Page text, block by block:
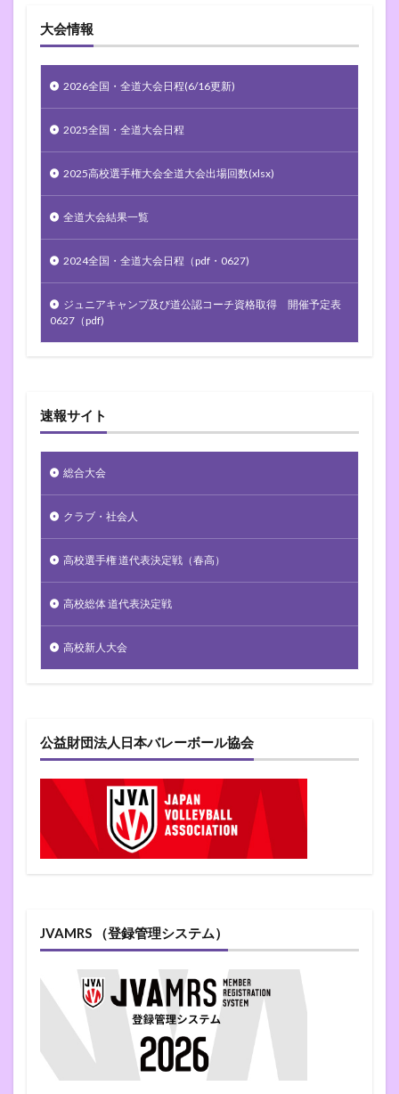
大会情報
2026全国・全道大会日程(6/16更新)
2025全国・全道大会日程
2025高校選手権大会全道大会出場回数(xlsx)
全道大会結果一覧
2024全国・全道大会日程（pdf・0627)
ジュニアキャンプ及び道公認コーチ資格取得 開催予定表
0627（pdf)
速報サイト
総合大会
クラブ・社会人
高校選手権 道代表決定戦（春高）
高校総体 道代表決定戦
高校新人大会
公益財団法人日本バレーボール協会
JVAMRS （登録管理システム）